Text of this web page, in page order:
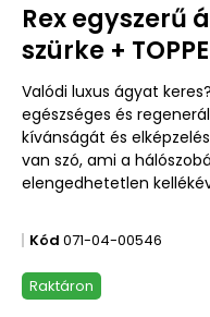
Rex egyszerű
szürke +
Valódi luxus ágyat
egészséges és
kívánságát és
van szó, ami a
elengedhetetlen
Kód 071-04-00546
Raktáron